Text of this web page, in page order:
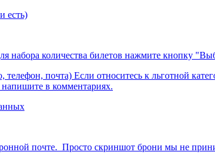
есть)
набора количества билетов нажмите кнопку
почта) Если относитесь к льготной
в комментариях.
почте. Просто скриншот брони мы не